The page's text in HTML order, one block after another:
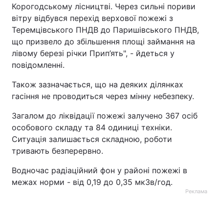
Корогодському лісництві. Через сильні пориви
вітру відбувся перехід верхової пожежі з
Теремцівського ПНДВ до Паришівського ПНДВ,
що призвело до збільшення площі займання на
лівому березі річки Прип’ять", - йдеться у
повідомленні.
Також зазначається, що на деяких ділянках
гасіння не проводиться через мінну небезпеку.
Загалом до ліквідації пожежі залучено 367 осіб
особового складу та 84 одиниці техніки.
Ситуація залишається складною, роботи
тривають безперервно.
Водночас радіаційний фон у районі пожежі в
межах норми - від 0,19 до 0,35 мкЗв/год.
Реклама